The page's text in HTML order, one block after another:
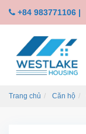
+84 983771106 |
Trang chủ Căn hộ